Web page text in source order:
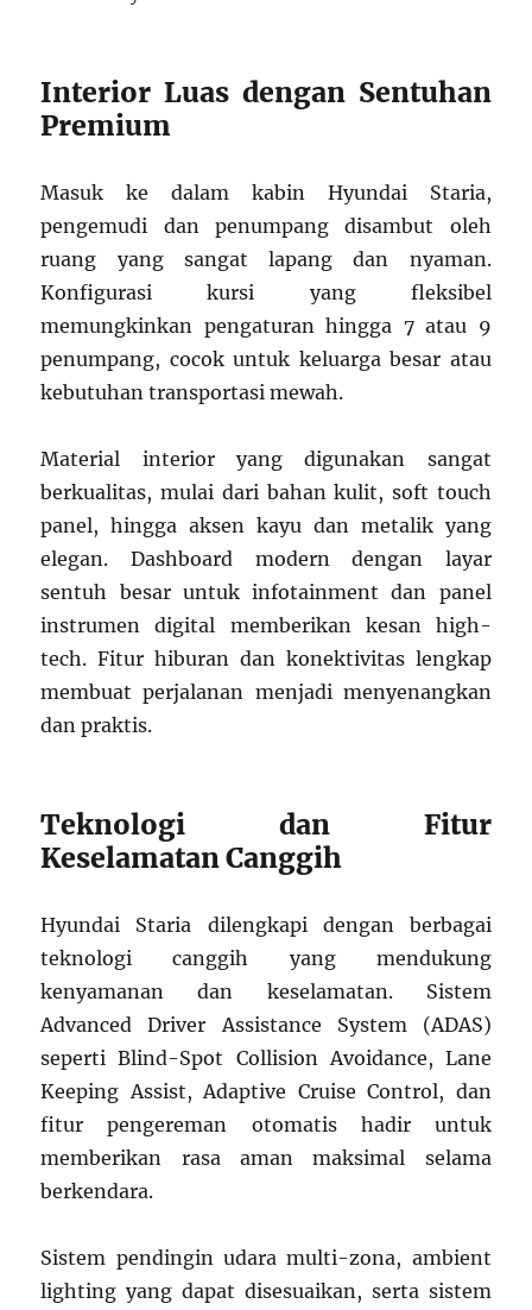
Interior Luas dengan Sentuhan
Premium
Masuk ke dalam kabin Hyundai Staria,
pengemudi dan penumpang disambut oleh
ruang yang sangat lapang dan nyaman.
Konfigurasi kursi yang fleksibel
memungkinkan pengaturan hingga 7 atau 9
penumpang, cocok untuk keluarga besar atau
kebutuhan transportasi mewah.
Material interior yang digunakan sangat
berkualitas, mulai dari bahan kulit, soft touch
panel, hingga aksen kayu dan metalik yang
elegan. Dashboard modern dengan layar
sentuh besar untuk infotainment dan panel
instrumen digital memberikan kesan high-
tech. Fitur hiburan dan konektivitas lengkap
membuat perjalanan menjadi menyenangkan
dan praktis.
Teknologi dan Fitur
Keselamatan Canggih
Hyundai Staria dilengkapi dengan berbagai
teknologi canggih yang mendukung
kenyamanan dan keselamatan. Sistem
Advanced Driver Assistance System (ADAS)
seperti Blind-Spot Collision Avoidance, Lane
Keeping Assist, Adaptive Cruise Control, dan
fitur pengereman otomatis hadir untuk
memberikan rasa aman maksimal selama
berkendara.
Sistem pendingin udara multi-zona, ambient
lighting yang dapat disesuaikan, serta sistem